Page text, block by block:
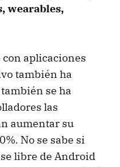
wearables,
aplicaciones
también ha
se ha
las
aumentar su
No se sabe si
libre de Android